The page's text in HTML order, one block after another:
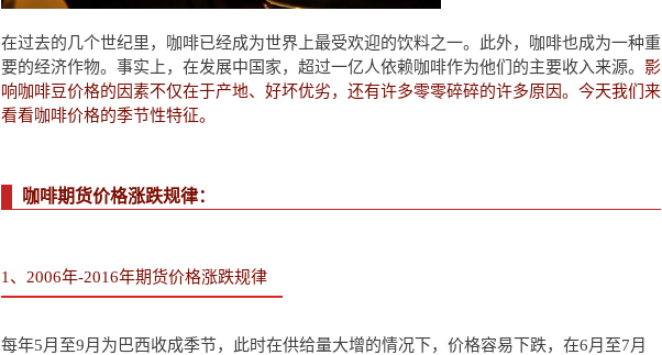
在过去的几个世纪里，咖啡已经成为世界上最受欢迎的饮料之一。此外，咖啡也成为一种重
要的经济作物。事实上，在发展中国家，超过一亿人依赖咖啡作为他们的主要收入来源。 影
响咖啡豆价格的因素不仅在于产地、好坏优劣，还有许多零零碎碎的许多原因。今天我们来
看看咖啡价格的季节性特征。
咖啡期货价格涨跌规律：
1、2006年-2016年期货价格涨跌规律
每年5月至9月为巴西收成季节，此时在供给量大增的情况下，价格容易下跌，在6月至7月